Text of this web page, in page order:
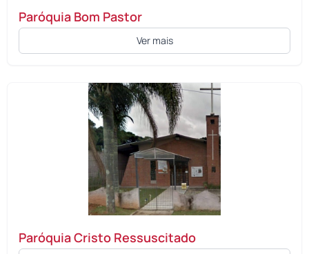
Paróquia Bom Pastor
Ver mais
Paróquia Cristo Ressuscitado